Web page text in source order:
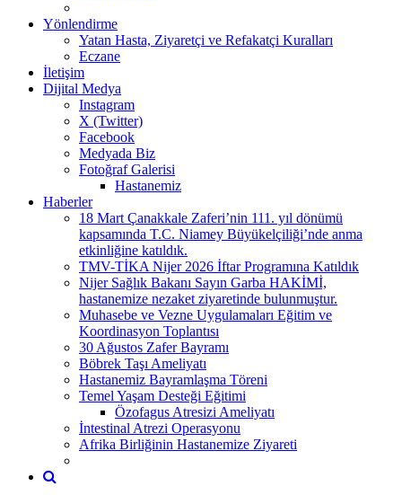
Yönlendirme
Yatan Hasta, Ziyaretçi ve Refakatçi Kuralları
Eczane
İletişim
Dijital Medya
Instagram
X (Twitter)
Facebook
Medyada Biz
Fotoğraf Galerisi
Hastanemiz
Haberler
18 Mart Çanakkale Zaferi’nin 111. yıl dönümü
kapsamında T.C. Niamey Büyükelçiliği’nde anma
etkinliğine katıldık.
TMV-TİKA Nijer 2026 İftar Programına Katıldık
Nijer Sağlık Bakanı Sayın Garba HAKİMİ,
hastanemize nezaket ziyaretinde bulunmuştur.
Muhasebe ve Vezne Uygulamaları Eğitim ve
Koordinasyon Toplantısı
30 Ağustos Zafer Bayramı
Böbrek Taşı Ameliyatı
Hastanemiz Bayramlaşma Töreni
Temel Yaşam Desteği Eğitimi
Özofagus Atresizi Ameliyatı
İntestinal Atrezi Operasyonu
Afrika Birliğinin Hastanemize Ziyareti